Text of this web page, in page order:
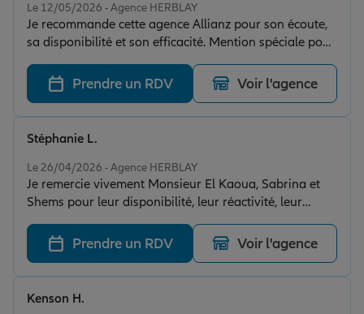
Le 12/05/2026 - Agence HERBLAY
Je recommande cette agence Allianz pour son écoute,
sa disponibilité et son efficacité. Mention spéciale pour
Sabrina Messili dont je salue la gentillesse et l’énergie
dans la résolution de mon problème de dégât des
eaux.
Prendre un RDV Voir l'agence
Le 26/04/2026 - Agence HERBLAY
Je remercie vivement Monsieur El Kaoua, Sabrina et
Shems pour leur disponibilité, leur réactivité, leur
amabilité ! Et bien sûr leur professionalisme avec de
bons conseils et des ofrres adaptées avec un très bon
rapport qualité-prix ! Déjà cliente, j'ai parrainé mon
père et continuerai à leur faire la publicité qu'ils
méritent ! De quoi nous réconcilier définitivement avec
Stéphanie L.
Prendre un RDV Voir l'agence
Kenson H.